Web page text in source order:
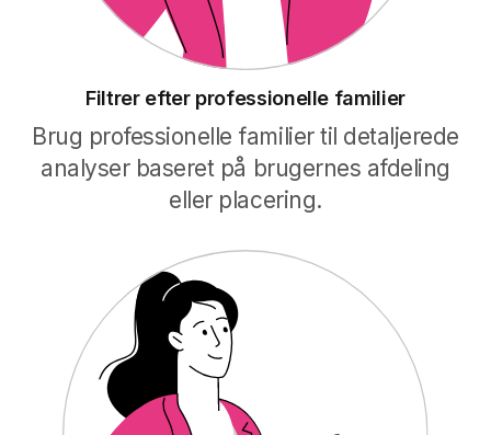
Filtrer efter professionelle familier
Brug professionelle familier til detaljerede
analyser baseret på brugernes afdeling
eller placering.